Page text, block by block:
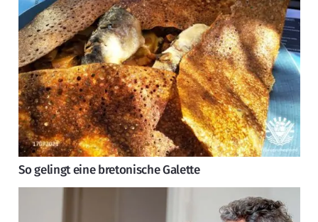
So gelingt eine bretonische Galette